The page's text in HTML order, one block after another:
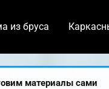
из бруса
материалы сами